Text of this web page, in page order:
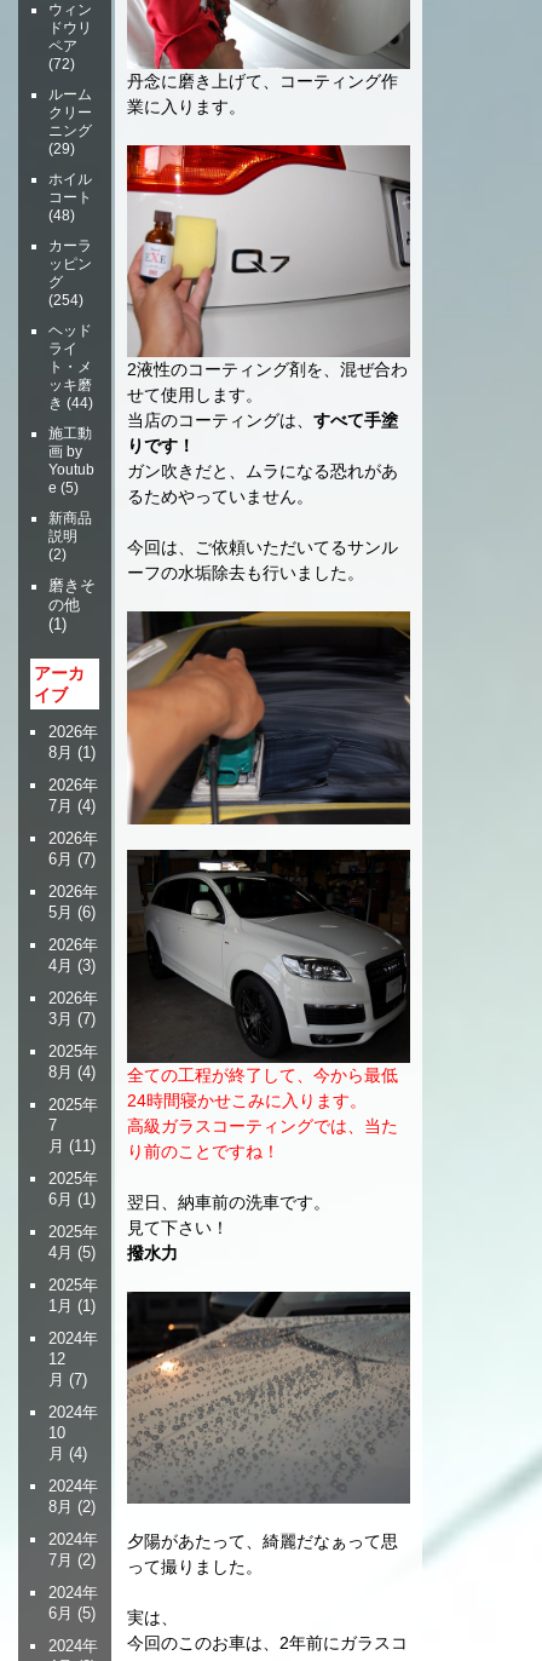
丹念に磨き上げて、コーティング作
業に入ります。
2液性のコーティング剤を、混ぜ合わ
せて使用します。
当店のコーティングは、すべて手塗
りです！
ガン吹きだと、ムラになる恐れがあ
るためやっていません。
今回は、ご依頼いただいてるサンル
ーフの水垢除去も行いました。
全ての工程が終了して、今から最低
24時間寝かせこみに入ります。
高級ガラスコーティングでは、当た
り前のことですね！
翌日、納車前の洗車です。
見て下さい！
撥水力
夕陽があたって、綺麗だなぁって思
って撮りました。
実は、
今回のこのお車は、2年前にガラスコ
ウィン
ドウリ
ペア
(72)
ルーム
クリー
ニング
(29)
ホイル
コート
(48)
カーラ
ッピン
グ
(254)
ヘッド
ライ
ト・メ
ッキ磨
き (44)
施工動
画 by
Youtub
e (5)
新商品
説明
(2)
磨きそ
の他
(1)
アーカ
イブ
2026年
8月 (1)
2026年
7月 (4)
2026年
6月 (7)
2026年
5月 (6)
2026年
4月 (3)
2026年
3月 (7)
2025年
8月 (4)
2025年
7
月 (11)
2025年
6月 (1)
2025年
4月 (5)
2025年
1月 (1)
2024年
12
月 (7)
2024年
10
月 (4)
2024年
8月 (2)
2024年
7月 (2)
2024年
6月 (5)
2024年